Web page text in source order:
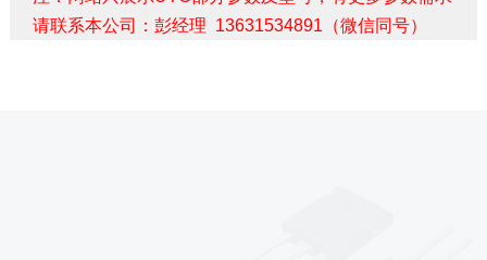
请联系本公司：彭经理 13631534891（微信同号）